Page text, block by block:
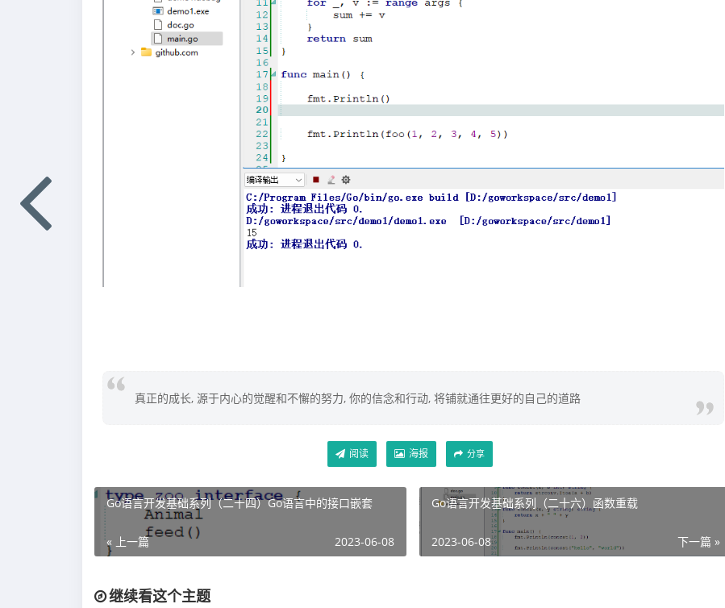
真正的成长, 源于内心的觉醒和不懈的努力, 你的信念和行动, 将铺就通往更好的自己的道路
阅读 海报 分享
Go语言开发基础系列（二十四）Go语言中的接口嵌套
« 上一篇 2023-06-08
Go语言开发基础系列（二十六）函数重载
下一篇 »
2023-06-08
继续看这个主题